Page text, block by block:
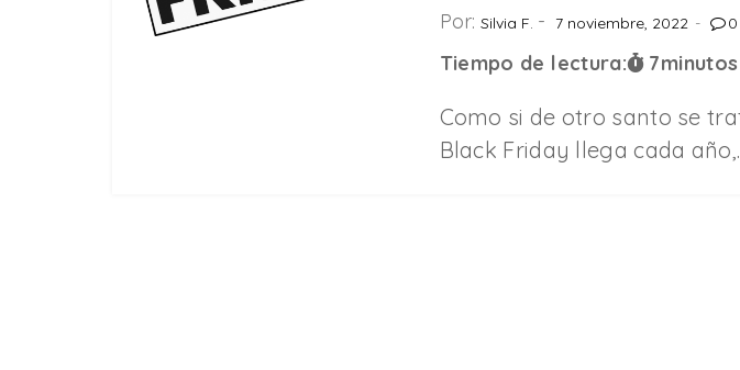
Por: Silvia F. 7 noviembre, 2022 0
Tiempo de lectura: 7minutos
Como si de otro santo se
Black Friday llega cada